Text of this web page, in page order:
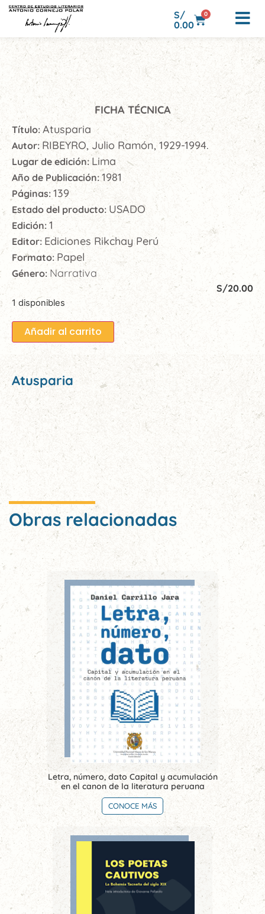
S/
0.00
0
FICHA TÉCNICA
Título: Atusparia
Autor: RIBEYRO, Julio Ramón, 1929-1994.
Lugar de edición: Lima
Año de Publicación:1981
Páginas: 139
Estado del producto: USADO
Edición: 1
Editor: Ediciones Rikchay Perú
Formato: Papel
Género: Narrativa
S/20.00
1 disponibles
Añadir al carrito
Atusparia
Obras relacionadas
Letra, número, dato Capital y acumulación
en el canon de la literatura peruana
CONOCE MÁS